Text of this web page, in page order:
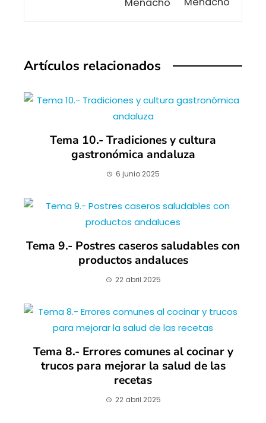
Menacho
Artículos relacionados
Tema 10.- Tradiciones y cultura
gastronómica andaluza
6 junio 2025
Tema 9.- Postres caseros saludables con
productos andaluces
22 abril 2025
Tema 8.- Errores comunes al cocinar y
trucos para mejorar la salud de las
recetas
22 abril 2025